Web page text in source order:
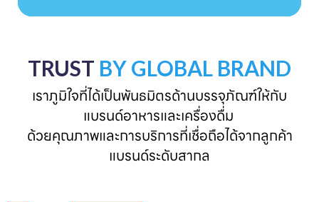
TRUST BY GLOBAL BRAND
เราภูมิใจที่ได้เป็นพันธมิตรด้านบรรจุภัณฑ์ให้กับ
แบรนด์อาหารและเครื่องดื่ม
ด้วยคุณภาพและการบริการที่เชื่อถือได้จากลูกค้า
แบรนด์ระดับสากล